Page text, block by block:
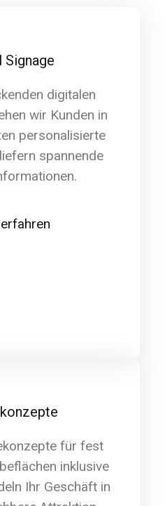
Signage
digitalen
wir Kunden in
personalisierte
spannende
für fest
inklusive
Ihr Geschäft in